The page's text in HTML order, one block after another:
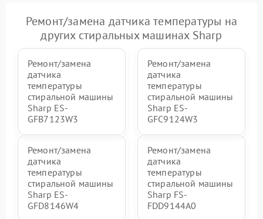
Ремонт/замена датчика температуры на
других стиральных машинах Sharp
Ремонт/замена
датчика
температуры
стиральной машины
Sharp ES-
GFB7123W3
Ремонт/замена
датчика
температуры
стиральной машины
Sharp ES-
GFC9124W3
Ремонт/замена
датчика
температуры
стиральной машины
Sharp ES-
GFD8146W4
Ремонт/замена
датчика
температуры
стиральной машины
Sharp FS-
FDD9144A0